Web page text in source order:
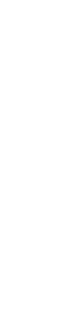
Jak do
Google Maps
do nas – okrężną
Proszę o wpisanie
– jest to dom z
Po dojechaniu
zadzwonić,
Drugą opcją jest
50m w górę, do
przejazdem
gospodarstwa
jechać dalej –
jesteście w naszej